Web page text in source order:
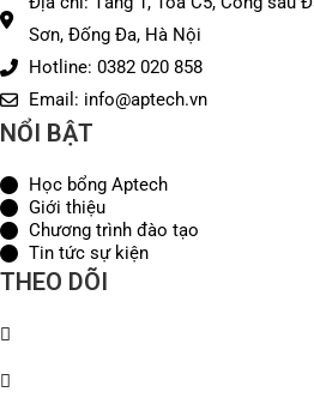
Sơn, Đống Đa, Hà Nội
Hotline: 0382 020 858
Email: info@aptech.vn
NỔI BẬT
Học bổng Aptech
Giới thiệu
Chương trình đào tạo
Tin tức sự kiện
THEO DÕI